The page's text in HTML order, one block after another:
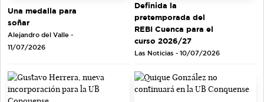
Una medalla para
soñar
Alejandro del Valle -
11/07/2026
Definida la
pretemporada del
REBI Cuenca para el
curso 2026/27
Las Noticias - 10/07/2026